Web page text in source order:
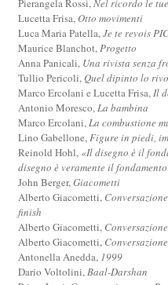
Pierangela Rossi,Nel ricordo le tue
Lucetta Frisa,Otto movimenti
Luca Maria Patella,Je te revois
Maurice Blanchot,Progetto
Anna Panicali, Una rivista senza
Tullio Pericoli,Quel dipinto lo
Marco Ercolani e Lucetta Frisa,Il
Antonio Moresco,La bambina
Marco Ercolani,La combustione
Lino Gabellone,Figure in piedi,
Reinold Hohl, «Il disegno è il
disegno è veramente il
John Berger,Giacometti
Alberto Giacometti,
finish
Alberto Giacometti,
Alberto Giacometti,
Antonella Anedda, 1999
Dario Voltolini,Baal-Darshan